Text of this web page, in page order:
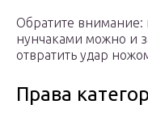
Обратите внимание:
нунчаками можно и
отвратить удар
Права